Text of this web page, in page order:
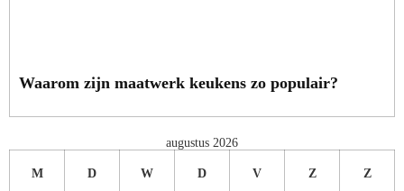
Waarom zijn maatwerk keukens zo populair?
augustus 2026
M D W D V Z Z